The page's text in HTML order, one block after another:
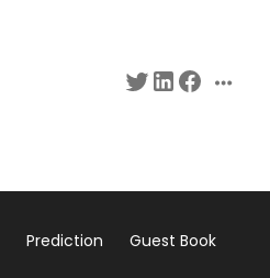
Prediction Guest Book